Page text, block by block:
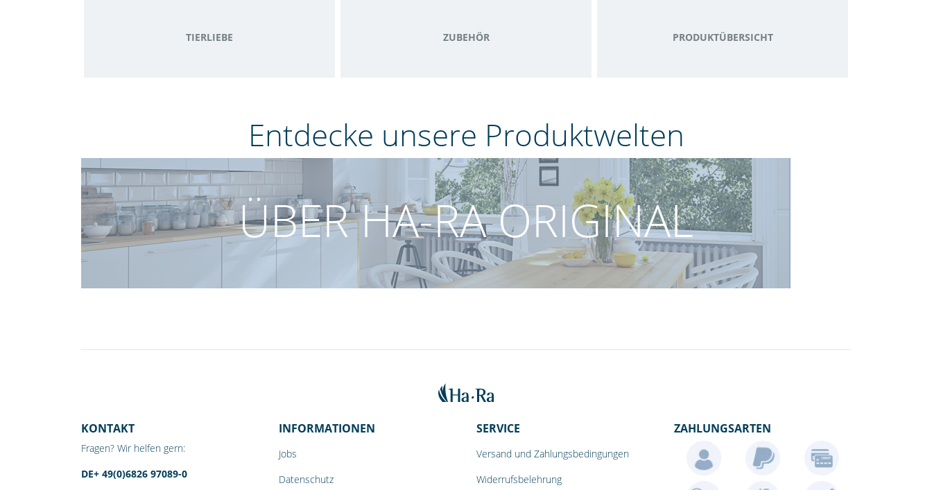
TIERLIEBE ZUBEHÖR PRODUKTÜBERSICHT
Entdecke unsere Produktwelten
ÜBER HA-RA ORIGINAL
KONTAKT
Fragen? Wir helfen gern:
DE+ 49(0)6826 97089-0
INFORMATIONEN
Jobs
Datenschutz
SERVICE
Versand und Zahlungsbedingungen
Widerrufsbelehrung
ZAHLUNGSARTEN